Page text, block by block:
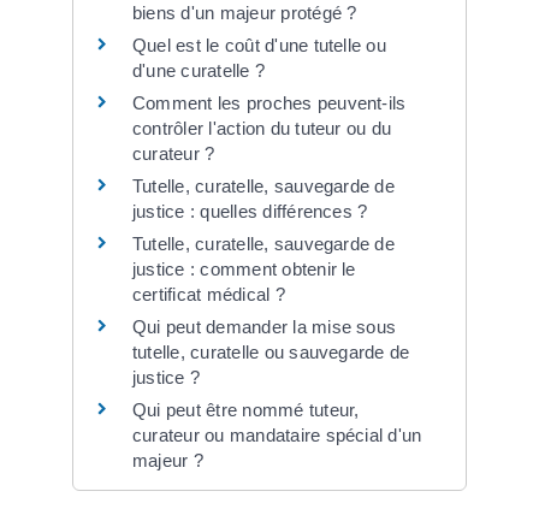
biens d'un majeur protégé ?
Quel est le coût d'une tutelle ou
d'une curatelle ?
Comment les proches peuvent-ils
contrôler l'action du tuteur ou du
curateur ?
Tutelle, curatelle, sauvegarde de
justice : quelles différences ?
Tutelle, curatelle, sauvegarde de
justice : comment obtenir le
certificat médical ?
Qui peut demander la mise sous
tutelle, curatelle ou sauvegarde de
justice ?
Qui peut être nommé tuteur,
curateur ou mandataire spécial d'un
majeur ?